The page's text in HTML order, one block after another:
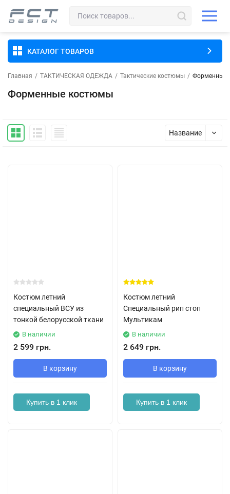
КАТАЛОГ ТОВАРОВ
Главная / ТАКТИЧЕСКАЯ ОДЕЖДА / Тактические костюмы / Форменные
Форменные костюмы
Название
Костюм летний
специальный ВСУ из
тонкой белорусской ткани
В наличии
2 599 грн.
В корзину
Купить в 1 клик
Костюм летний
Специальный рип стоп
Мультикам
В наличии
2 649 грн.
В корзину
Купить в 1 клик